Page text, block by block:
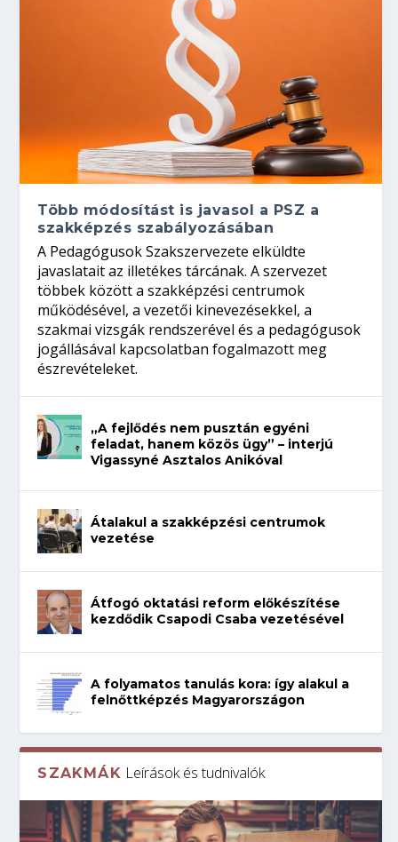
Több módosítást is javasol a PSZ a
szakképzés szabályozásában
A Pedagógusok Szakszervezete elküldte
javaslatait az illetékes tárcának. A szervezet
többek között a szakképzési centrumok
működésével, a vezetői kinevezésekkel, a
szakmai vizsgák rendszerével és a pedagógusok
jogállásával kapcsolatban fogalmazott meg
észrevételeket.
„A fejlődés nem pusztán egyéni
feladat, hanem közös ügy” – interjú
Vigassyné Asztalos Anikóval
Átalakul a szakképzési centrumok
vezetése
Átfogó oktatási reform előkészítése
kezdődik Csapodi Csaba vezetésével
A folyamatos tanulás kora: így alakul a
felnőttképzés Magyarországon
SZAKMÁK Leírások és tudnivalók